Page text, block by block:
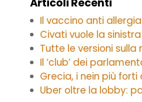
Il vaccino anti
Civati vuole la
Tutte le versioni sulla
Il ‘club’ dei
Grecia, i nein più forti
Uber oltre la lobby: